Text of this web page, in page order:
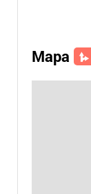
Mapa